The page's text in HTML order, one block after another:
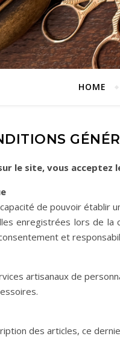
HOME
le site, vous acceptez
de pouvoir établir
enregistrées lors de
et
artisanaux de
des articles, ce